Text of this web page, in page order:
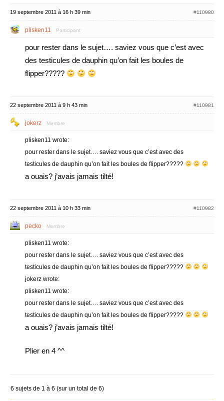
19 septembre 2011 à 16 h 39 min #110980
plisken11 Participant
pour rester dans le sujet…. saviez vous que c’est avec
des testicules de dauphin qu’on fait les boules de
flipper?????
22 septembre 2011 à 9 h 43 min #110981
jokerz Membre
plisken11 wrote:
pour rester dans le sujet…. saviez vous que c’est avec des
testicules de dauphin qu’on fait les boules de flipper?????
a ouais? j’avais jamais tilté!
22 septembre 2011 à 10 h 33 min #110982
pecko Membre
plisken11 wrote:
pour rester dans le sujet…. saviez vous que c’est avec des
testicules de dauphin qu’on fait les boules de flipper?????
jokerz wrote:
plisken11 wrote:
pour rester dans le sujet…. saviez vous que c’est avec des
testicules de dauphin qu’on fait les boules de flipper?????
a ouais? j’avais jamais tilté!
Plier en 4 ^^
6 sujets de 1 à 6 (sur un total de 6)